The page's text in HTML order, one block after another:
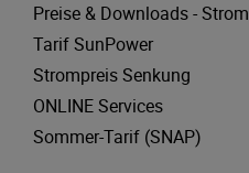
Preise & Downloads - Strom
Tarif SunPower
Strompreis Senkung
ONLINE Services
Sommer-Tarif (SNAP)